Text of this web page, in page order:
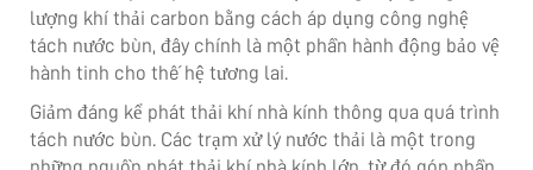
lượng khí thải carbon bằng cách áp dụng công nghệ
tách nước bùn, đây chính là một phần hành động bảo vệ
hành tinh cho thế hệ tương lai.
Giảm đáng kể phát thải khí nhà kính thông qua quá trình
tách nước bùn. Các trạm xử lý nước thải là một trong